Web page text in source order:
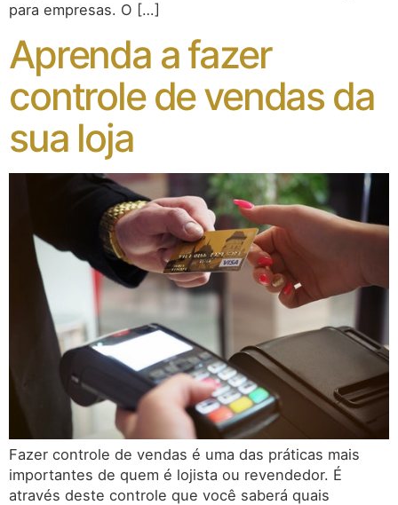
para empresas. O […]
Aprenda a fazer
controle de vendas da
sua loja
Fazer controle de vendas é uma das práticas mais
importantes de quem é lojista ou revendedor. É
através deste controle que você saberá quais